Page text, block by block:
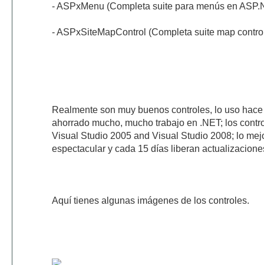
- ASPxMenu (Completa suite para menús en
- ASPxSiteMapControl (Completa suite map
Realmente son muy buenos controles, lo uso
ahorrado mucho, mucho trabajo en .NET; los
Visual Studio 2005 and Visual Studio 2008; lo
espectacular y cada 15 días liberan
Aquí tienes algunas imágenes de los controles.